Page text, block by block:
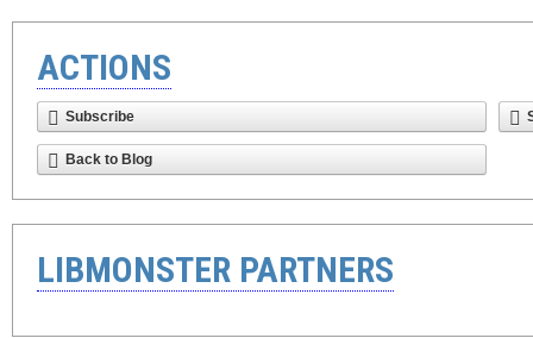
ACTIONS
Subscribe
Back to Blog
LIBMONSTER PARTNERS